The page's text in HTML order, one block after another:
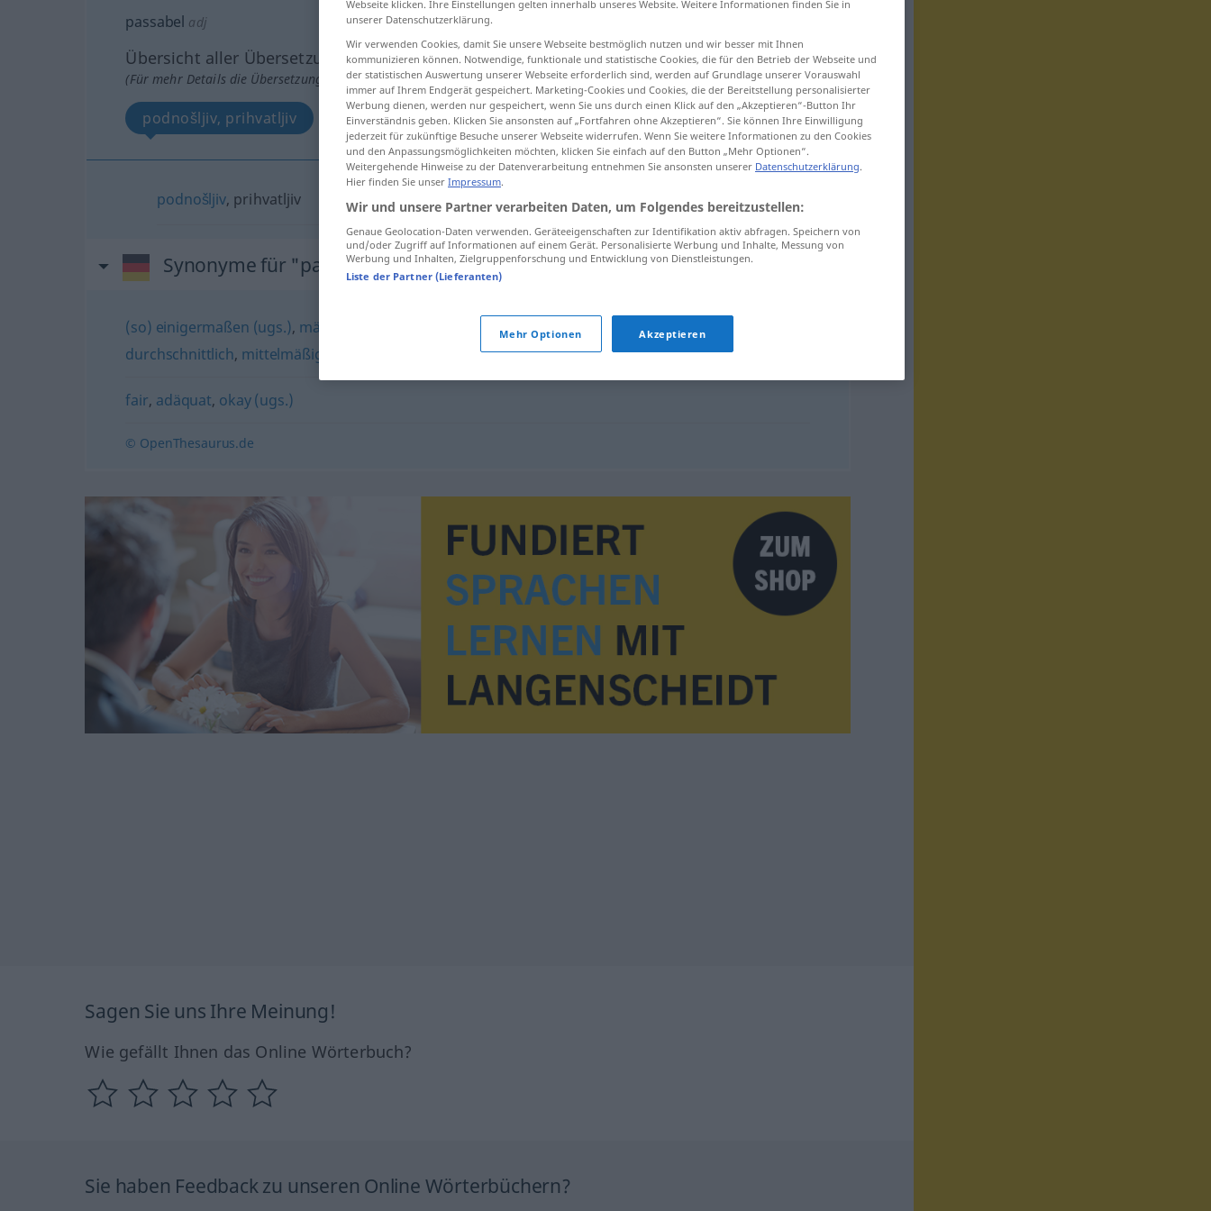
passabel adj
Übersicht aller Übersetzungen
(Für mehr Details die Übersetzung anklicken/antippen)
podnošljiv, prihvatljiv
podnošljiv, prihvatljiv passabel
Synonyme für "passabel"
(so) einigermaßen (ugs.), mäßig (geh., Hauptform) mittelprächtig (ugs.) einigermaßen (ugs.)
durchschnittlich, mittelmäßig
fair, adäquat, okay (ugs.)
© OpenThesaurus.de
Sagen Sie uns Ihre Meinung!
Wie gefällt Ihnen das Online Wörterbuch?
Sie haben Feedback zu unseren Online Wörterbüchern?
Webseite klicken. Ihre Einstellungen gelten innerhalb unseres Website. Weitere Informationen finden Sie in
unserer Datenschutzerklärung.
Wir verwenden Cookies, damit Sie unsere Webseite bestmöglich nutzen und wir besser mit Ihnen
kommunizieren können. Notwendige, funktionale und statistische Cookies, die für den Betrieb der Webseite und
der statistischen Auswertung unserer Webseite erforderlich sind, werden auf Grundlage unserer Vorauswahl
immer auf Ihrem Endgerät gespeichert. Marketing-Cookies und Cookies, die der Bereitstellung personalisierter
Werbung dienen, werden nur gespeichert, wenn Sie uns durch einen Klick auf den „Akzeptieren“-Button Ihr
Einverständnis geben. Klicken Sie ansonsten auf „Fortfahren ohne Akzeptieren“. Sie können Ihre Einwilligung
jederzeit für zukünftige Besuche unserer Webseite widerrufen. Wenn Sie weitere Informationen zu den Cookies
und den Anpassungsmöglichkeiten möchten, klicken Sie einfach auf den Button „Mehr Optionen“.
Weitergehende Hinweise zu der Datenverarbeitung entnehmen Sie ansonsten unserer Datenschutzerklärung.
Hier finden Sie unser Impressum.
Wir und unsere Partner verarbeiten Daten, um Folgendes bereitzustellen:
Genaue Geolocation-Daten verwenden. Geräteeigenschaften zur Identifikation aktiv abfragen. Speichern von
und/oder Zugriff auf Informationen auf einem Gerät. Personalisierte Werbung und Inhalte, Messung von
Werbung und Inhalten, Zielgruppenforschung und Entwicklung von Dienstleistungen.
Liste der Partner (Lieferanten)
Mehr Optionen Akzeptieren